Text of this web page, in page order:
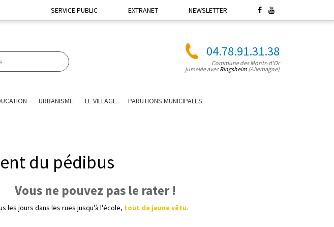
SERVICE PUBLIC EXTRANET NEWSLETTER
04.78.91.31.38
Commune des Monts-d'Or
jumelée avecRingsheim (Allemagne)
URBANISME LE VILLAGE PARUTIONS MUNICIPALES
du pédibus
Vous ne pouvez pas le rater !
les jours dans les rues jusqu’à l'école, tout de jaune vêtu.